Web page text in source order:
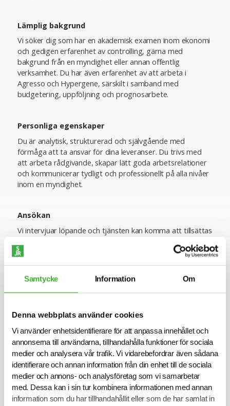
Samtycke Information Om
Denna webbplats använder cookies
Vi använder enhetsidentifierare för att anpassa innehållet och
annonserna till användarna, tillhandahålla funktioner för sociala
medier och analysera vår trafik. Vi vidarebefordrar även sådana
identifierare och annan information från din enhet till de sociala
medier och annons- och analysföretag som vi samarbetar
med. Dessa kan i sin tur kombinera informationen med annan
information som du har tillhandahållit eller som de har samlat in
Lämplig bakgrund
Vi söker dig som har en akademisk examen inom ekonomi
och gedigen erfarenhet av controlling, gärna med
bakgrund från en myndighet eller annan offentlig
verksamhet. Du har även erfarenhet av att arbeta i
Agresso och Hypergene, särskilt i samband med
budgetering, uppföljning och prognosarbete.
Personliga egenskaper
Du är analytisk, strukturerad och självgående med
förmåga att ta ansvar för dina leveranser. Du trivs med
att arbeta rådgivande, skapar lätt goda arbetsrelationer
och kommunicerar tydligt och professionellt på alla nivåer
inom en myndighet.
Ansökan
Vi intervjuar löpande och tjänsten kan komma att tillsättas
2026-04-09.
Varmt välkommen med din ansökan!
Att arbeta som konsult hos SJR innebär att du blir en del
av en dedikerad organisation med kompetens att ge dig
perfekta förutsättningar att utvecklas både inom din
yrkesroll och på ett personligt plan. Du får tillgång till vårt
stora nätverk av intressanta företag och uppdragsgivare
och därmed en unik möjlighet att ta din karriär till nästa
steg.
Vi på SJR bryr oss om vår personal och tillsammans med